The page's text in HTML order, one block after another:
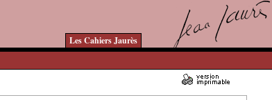
Les Cahiers Jaurès